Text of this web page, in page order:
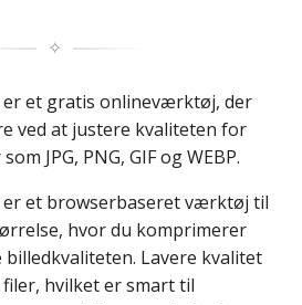
✧
er et gratis onlineværktøj, der
ved at justere kvaliteten for
JPG, PNG, GIF og WEBP.
er et browserbaseret værktøj til
hvor du komprimerer
billedkvaliteten. Lavere kvalitet
hvilket er smart til